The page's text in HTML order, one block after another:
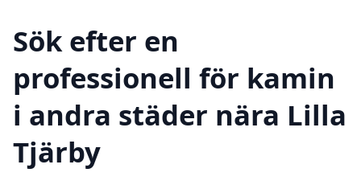
Sök efter en
professionell för kamin
i andra städer nära Lilla
Tjärby